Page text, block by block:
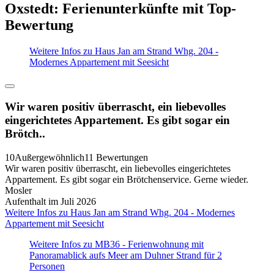
Oxstedt: Ferienunterkünfte mit Top-
Bewertung
Weitere Infos zu Haus Jan am Strand Whg. 204 -
Modernes Appartement mit Seesicht
Wir waren positiv überrascht, ein liebevolles
eingerichtetes Appartement. Es gibt sogar ein
Brötch..
10Außergewöhnlich11 Bewertungen
Wir waren positiv überrascht, ein liebevolles eingerichtetes
Appartement. Es gibt sogar ein Brötchenservice. Gerne wieder.
Mosler
Aufenthalt im Juli 2026
Weitere Infos zu Haus Jan am Strand Whg. 204 - Modernes
Appartement mit Seesicht
Weitere Infos zu MB36 - Ferienwohnung mit
Panoramablick aufs Meer am Duhner Strand für 2
Personen